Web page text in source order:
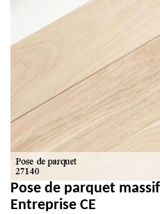
Pose de parquet
Entreprise CE